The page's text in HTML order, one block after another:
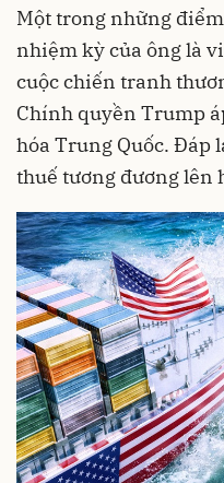
Một trong những
nhiệm kỳ của ông là
cuộc chiến tranh
Chính quyền Trump
hóa Trung Quốc. Đáp
thuế tương đương lên